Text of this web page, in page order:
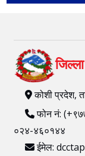
कोशी प्रदेश,
फोन नं:
०२४-४६०१४४
ईमेल: